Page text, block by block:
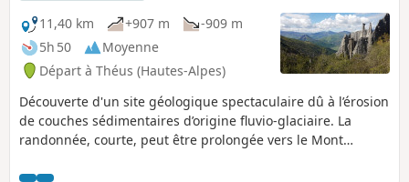
11,40 km
+907 m
-909 m
5h 50
Moyenne
Départ à Théus (Hautes-Alpes)
Découverte d'un site géologique spectaculaire dû à l’érosion
de couches sédimentaires d’origine fluvio-glaciaire. La
randonnée, courte, peut être prolongée vers le Mont
Durance et le Lac de Serre-Ponçon.